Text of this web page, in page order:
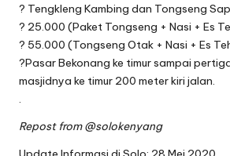
? Tengkleng Kambing dan Tongseng
? 25.000 (Paket Tongseng + Nasi + Es
? 55.000 (Tongseng Otak + Nasi + Es
?Pasar Bekonang ke timur sampai
masjidnya ke timur 200 meter kiri jalan.
.
Repost from@solokenyang